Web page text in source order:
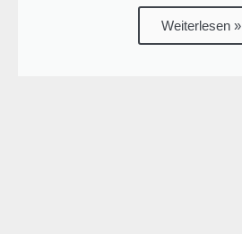
Weiterlesen »